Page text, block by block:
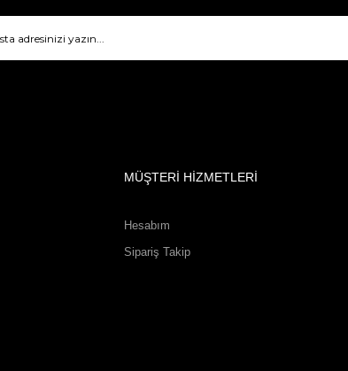
MÜŞTERİ HİZMETLERİ
Hesabım
Sipariş Takip